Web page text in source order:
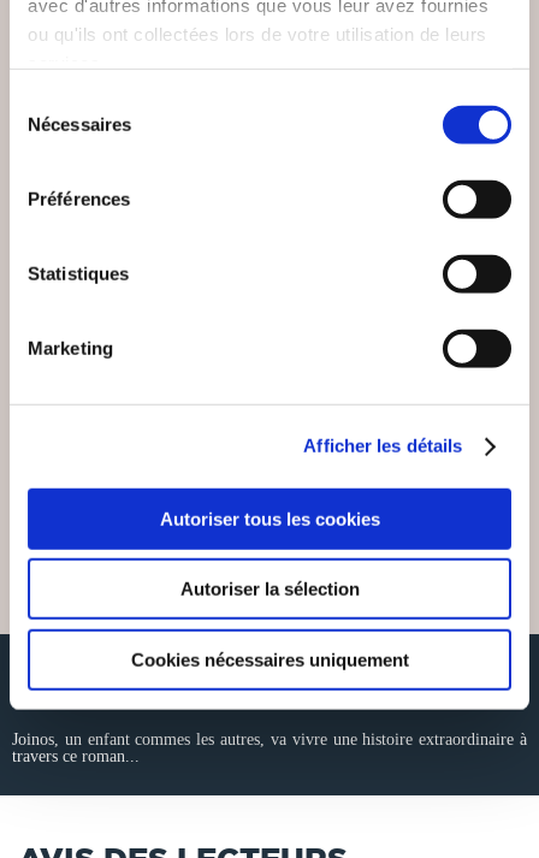
avec d'autres informations que vous leur avez fournies
ou qu'ils ont collectées lors de votre utilisation de leurs
Nécessaires
Préférences
Statistiques
Marketing
Afficher les détails
Autoriser tous les cookies
Autoriser la sélection
Cookies nécessaires uniquement
8€88
RÉSUMÉ
Joinos, un enfant commes les autres, va vivre une histoire extraordinaire à
travers ce roman...